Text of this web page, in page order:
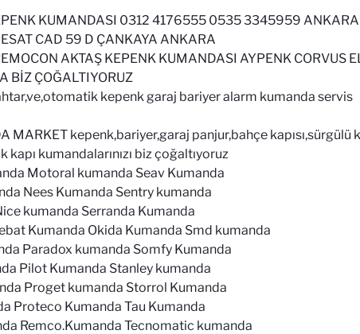
KUMANDASI 0312 4176555 0535 3345959
CAD 59 D ÇANKAYA ANKARA
AKTAŞ KEPENK KUMANDASI AYPENK CORVUS
BİZ ÇOĞALTIYORUZ
kepenk garaj bariyer alarm kumanda servis
MARKET kepenk,bariyer,garaj panjur,bahçe kapısı,sürgülü
kumandalarınızı biz çoğaltıyoruz
Motoral kumanda Seav Kumanda
Nees Kumanda Sentry kumanda
kumanda Serranda Kumanda
Kumanda Okida Kumanda Smd kumanda
Paradox kumanda Somfy Kumanda
Pilot Kumanda Stanley kumanda
Proget kumanda Storrol Kumanda
Proteco Kumanda Tau Kumanda
Remco.Kumanda Tecnomatic kumanda